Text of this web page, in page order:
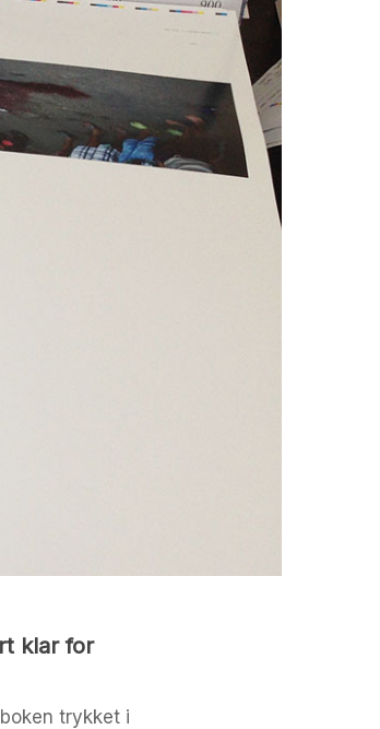
klar for
trykket i